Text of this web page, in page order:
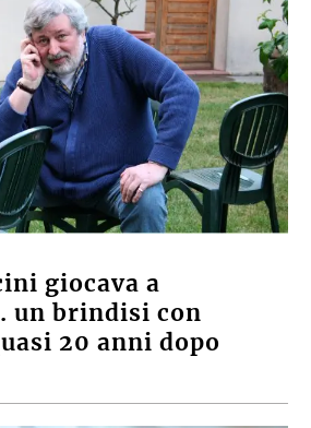
giocava a
un brindisi con
20 anni dopo